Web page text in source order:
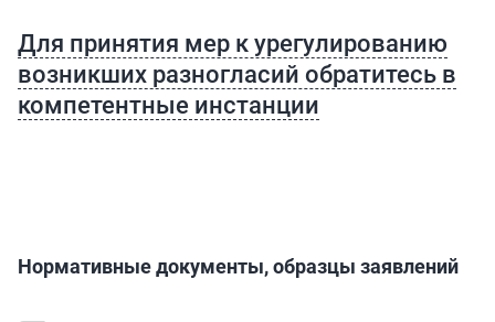
Для принятия мер к урегулированию
возникших разногласий обратитесь в
компетентные инстанции
Нормативные документы, образцы заявлений